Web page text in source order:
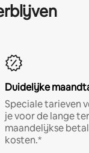
Duidelijke
Speciale tarieven
je voor de lange
maandelijkse
kosten.*